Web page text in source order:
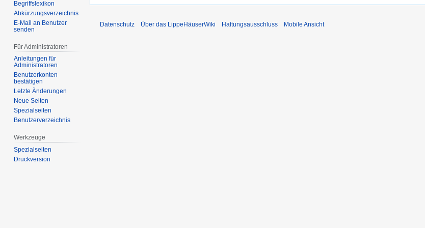
Begriffslexikon
Abkürzungsverzeichnis
E-Mail an Benutzer
senden
Für Administratoren
Anleitungen für
Administratoren
Benutzerkonten
bestätigen
Letzte Änderungen
Neue Seiten
Spezialseiten
Benutzerverzeichnis
Werkzeuge
Spezialseiten
Druckversion
Datenschutz Über das LippeHäuserWiki Haftungsausschluss Mobile Ansicht